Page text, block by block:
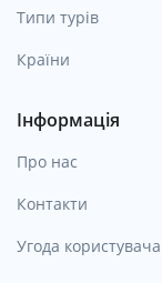
Типи турів
Країни
Інформація
Про нас
Контакти
Угода користувача